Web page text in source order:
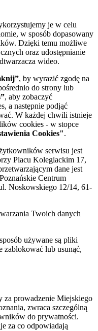
je w celu
w sposób dopasowany
Dzięki temu możliwe
oraz udostępnianie
wideo.
, by wyrazić zgodę na
do strony lub
, aby zobaczyć
a następnie podjąć
W każdej chwili istnieje
cookies - w stopce
Cookies".
serwisu jest
Placu Kolegiackim 17,
dane jest
Centrum
Noskowskiego 12/14, 61-
Twoich danych
używane są pliki
zablokować lub usunąć,
za prowadzenie Miejskiego
zwraca szczególną
do prywatności.
za co odpowiadają